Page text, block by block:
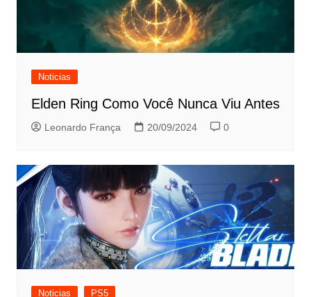
Noticias
Elden Ring Como Você Nunca Viu Antes
Leonardo França 20/09/2024 0
Noticias PS5